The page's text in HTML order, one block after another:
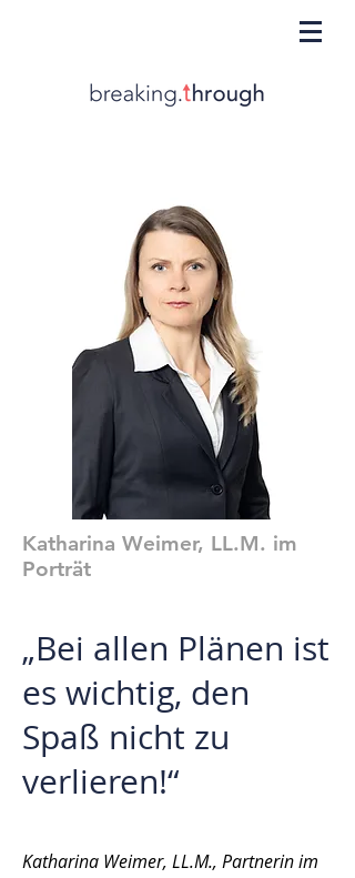
Katharina Weimer, LL.M. im
Porträt
„Bei allen Plänen ist
es wichtig, den
Spaß nicht zu
verlieren!“
Katharina Weimer, LL.M., Partnerin im